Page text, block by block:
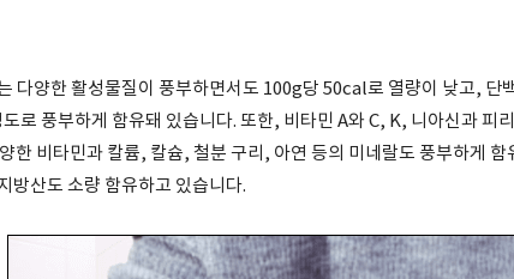
다양한 활성물질이 풍부하면서도 100g당 50cal로 열량이 낮고, 단
도로 풍부하게 함유돼 있습니다. 또한, 비타민 A와 C, K, 니아신과 피
한 비타민과 칼륨, 칼슘, 철분 구리, 아연 등의 미네랄도 풍부하게
방산도 소량 함유하고 있습니다.